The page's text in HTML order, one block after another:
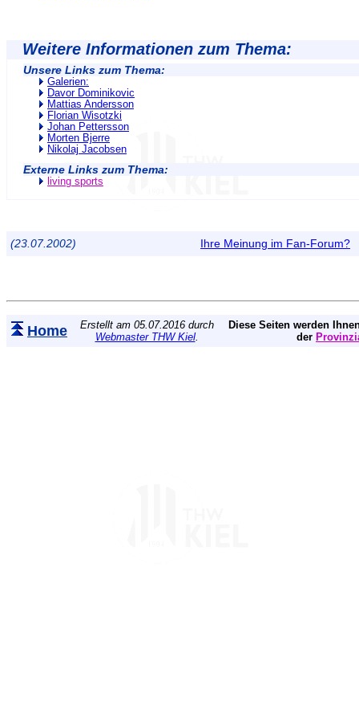
Weitere Informationen zum Thema:
Unsere Links zum Thema:
Galerien:
Davor Dominikovic
Mattias Andersson
Florian Wisotzki
Johan Pettersson
Morten Bjerre
Nikolaj Jacobsen
Externe Links zum Thema:
living sports
(23.07.2002) Ihre Meinung im Fan-Forum?
Home
Erstellt am 05.07.2016 durch
Webmaster THW Kiel.
Diese Seiten werden
der